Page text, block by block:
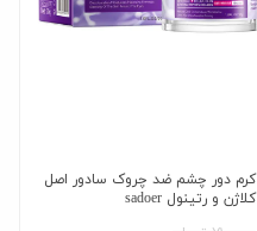
کرم دور چشم ضد چروک سادور اصل
کلاژن و رتینول sadoer